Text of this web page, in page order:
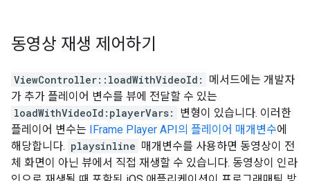
동영상 재생 제어하기
ViewController::loadWithVideoId:
메서드에는 개발자
가 추가 플레이어 변수를 뷰에 전달할 수 있는
loadWithVideoId:playerVars:
변형이 있습니다. 이러한
플레이어 변수는 IFrame Player API의 플레이어 매개변수에
해당합니다. playsinline 매개변수를 사용하면 동영상이 전
체 화면이 아닌 뷰에서 직접 재생할 수 있습니다. 동영상이 인라